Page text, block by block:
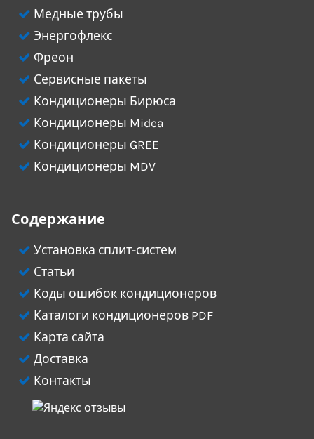
Медные трубы
Энергофлекс
Фреон
Сервисные пакеты
Кондиционеры Бирюса
Кондиционеры Midea
Кондиционеры GREE
Кондиционеры MDV
Содержание
Установка сплит-систем
Статьи
Коды ошибок кондиционеров
Каталоги кондиционеров PDF
Карта сайта
Доставка
Контакты